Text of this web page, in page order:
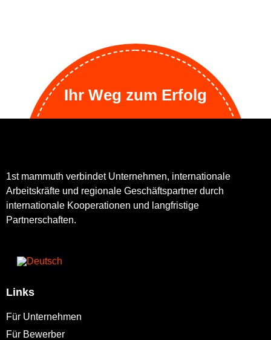
Ihr Weg zum Erfolg
1st mammuth verbindet Unternehmen, internationale
Arbeitskräfte und regionale Geschäftspartner durch
internationale Kooperationen und langfristige
Partnerschaften.
Links
Für Unternehmen
Für Bewerber